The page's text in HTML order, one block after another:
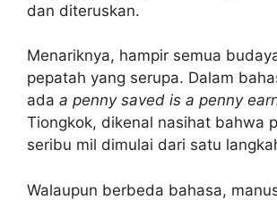
dan diteruskan.
Menariknya, hampir semua
pepatah yang serupa. Dalam
ada a penny saved is a penny
Tiongkok, dikenal nasihat bahwa
seribu mil dimulai dari satu
Walaupun berbeda bahasa,